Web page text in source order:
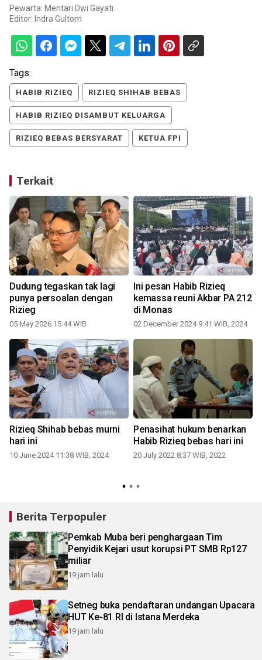
Pewarta: Mentari Dwi Gayati
Editor: Indra Gultom
Tags:
HABIB RIZIEQ RIZIEQ SHIHAB BEBAS
HABIB RIZIEQ DISAMBUT KELUARGA
RIZIEQ BEBAS BERSYARAT KETUA FPI
Terkait
Dudung tegaskan tak lagi
punya persoalan dengan
Rizieg
05 May 2026 15:44 WIB
Ini pesan Habib Rizieq
kemassa reuni Akbar PA 212
di Monas
02 December 2024 9:41 WIB, 2024
Rizieq Shihab bebas murni
hari ini
10 June 2024 11:38 WIB, 2024
Penasihat hukum benarkan
Habib Rizieq bebas hari ini
20 July 2022 8:37 WIB, 2022
Berita Terpopuler
Pemkab Muba beri penghargaan Tim
Penyidik Kejari usut korupsi PT SMB Rp127
miliar
19 jam lalu
Setneg buka pendaftaran undangan Upacara
HUT Ke-81 RI di Istana Merdeka
19 jam lalu